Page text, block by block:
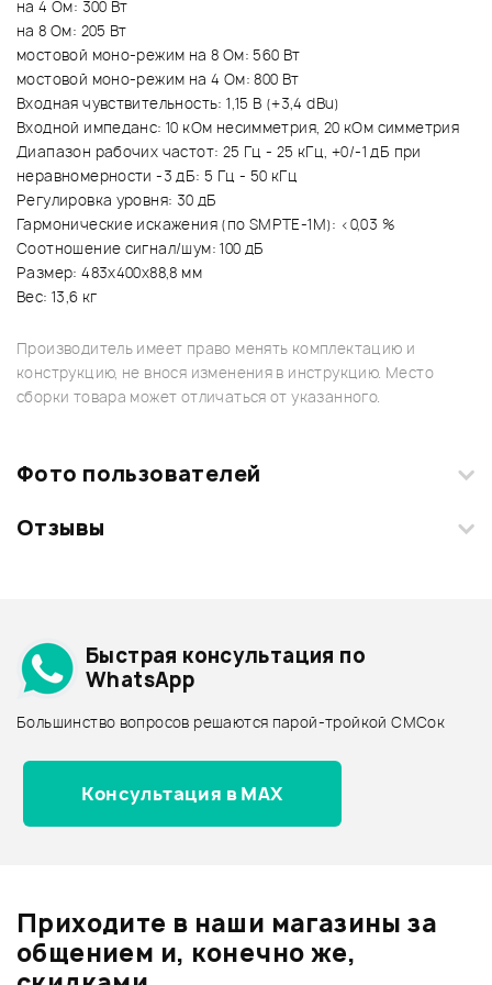
на 4 Ом: 300 Вт
на 8 Ом: 205 Вт
мостовой моно-режим на 8 Ом: 560 Вт
мостовой моно-режим на 4 Ом: 800 Вт
Входная чувствительность: 1,15 В (+3,4 dBu)
Входной импеданс: 10 кОм несимметрия, 20 кОм симметрия
Диапазон рабочих частот: 25 Гц - 25 кГц, +0/-1 дБ при
неравномерности -3 дБ: 5 Гц - 50 кГц
Регулировка уровня: 30 дБ
Гармонические искажения (по SMPTE-1M): <0,03 %
Соотношение сигнал/шум: 100 дБ
Размер: 483х400х88,8 мм
Вес: 13,6 кг
Производитель имеет право менять комплектацию и
конструкцию, не внося изменения в инструкцию. Место
сборки товара может отличаться от указанного.
Фото пользователей
Загрузите свои фотографии купленного товара и получите
Отзывы
0.0
Архив товаров - дешевле
Архив товаров - дороже
Все товары ALTO
Архив товаров - новинки
Быстрая консультация по
WhatsApp
Большинство вопросов решаются парой-тройкой СМСок
Консультация в MAX
Приходите в наши магазины за
общением и, конечно же,